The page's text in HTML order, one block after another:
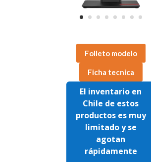
Folleto modelo
Ficha tecnica
El inventario en
Chile de estos
productos es muy
limitado y se
agotan
rápidamente